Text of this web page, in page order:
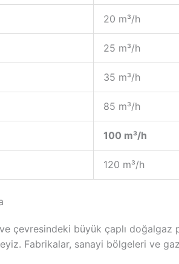
20 m³/h
25 m³/h
35 m³/h
85 m³/h
100 m³/h
120 m³/h
çevresindeki büyük çaplı doğalgaz
Fabrikalar, sanayi bölgeleri ve